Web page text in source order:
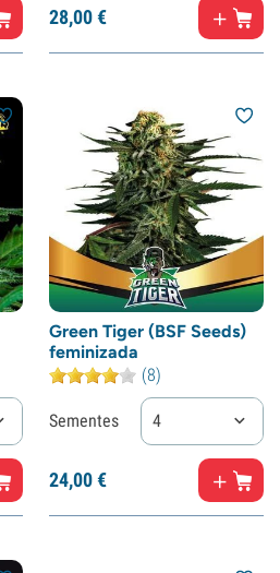
28,00€
Green Tiger (BSF Seeds)
feminizada
(8)
Sementes 4
24,00€